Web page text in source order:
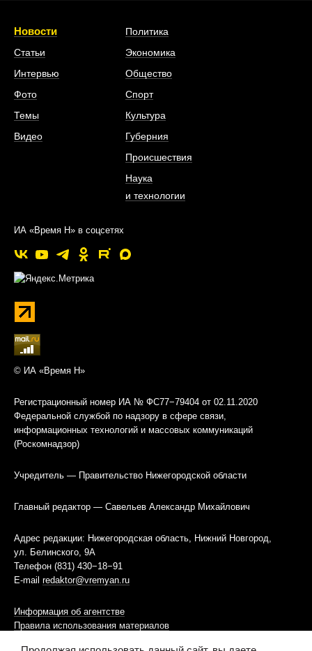
Новости
Статьи
Интервью
Фото
Темы
Видео
Политика
Экономика
Общество
Спорт
Культура
Губерния
Происшествия
Наука
и технологии
ИА «Время Н» в соцсетях
© ИА «Время Н»
Регистрационный номер ИА № ФС77−79404 от 02.11.2020
Федеральной службой по надзору в сфере связи,
информационных технологий и массовых коммуникаций
(Роскомнадзор)
Учредитель — Правительство Нижегородской области
Главный редактор — Савельев Александр Михайлович
Адрес редакции: Нижегородская область, Нижний Новгород,
ул. Белинского, 9А
Телефон (831) 430−18−91
E-mail redaktor@vremyan.ru
Информация об агентстве
Правила использования материалов